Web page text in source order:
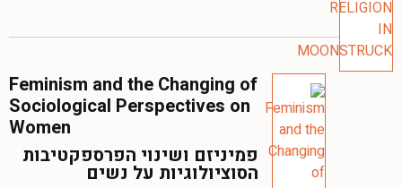
Feminism and the Changing of
Sociological Perspectives on
Women
פמיניזם ושינוי הפרספקטיבות
הסוציולוגיות על נשים